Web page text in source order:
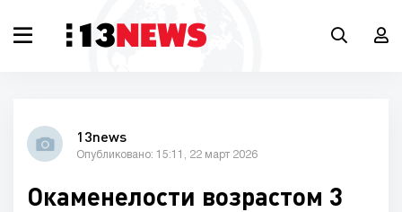
13news
Опубликовано: 15:11, 22 март 2026
Окаменелости возрастом 3